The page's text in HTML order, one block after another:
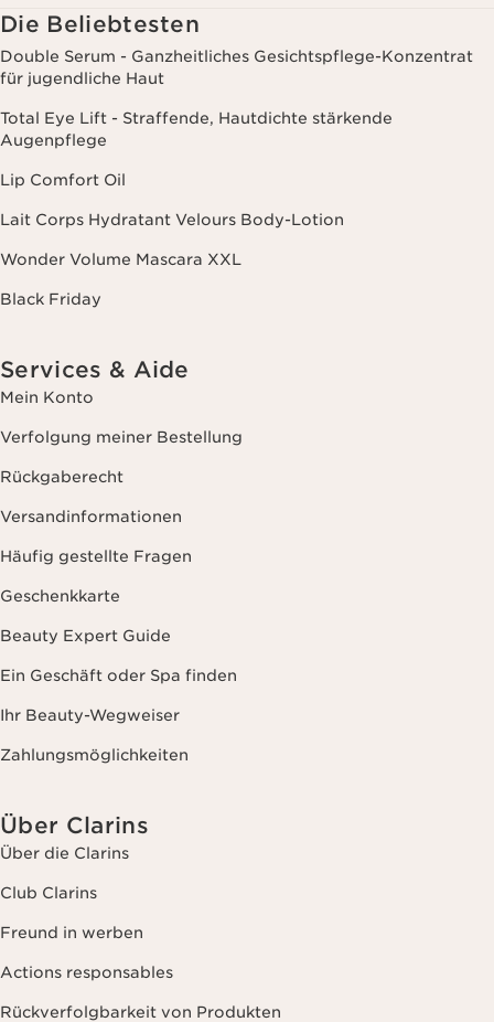
Die Beliebtesten
Double Serum - Ganzheitliches Gesichtspflege-Konzentrat
für jugendliche Haut
Total Eye Lift - Straffende, Hautdichte stärkende
Augenpflege
Lip Comfort Oil
Lait Corps Hydratant Velours Body-Lotion
Wonder Volume Mascara XXL
Black Friday
Services & Aide
Mein Konto
Verfolgung meiner Bestellung
Rückgaberecht
Versandinformationen
Häufig gestellte Fragen
Geschenkkarte
Beauty Expert Guide
Ein Geschäft oder Spa finden
Ihr Beauty-Wegweiser
Zahlungsmöglichkeiten
Über Clarins
Über die Clarins
Club Clarins
Freund in werben
Actions responsables
Rückverfolgbarkeit von Produkten